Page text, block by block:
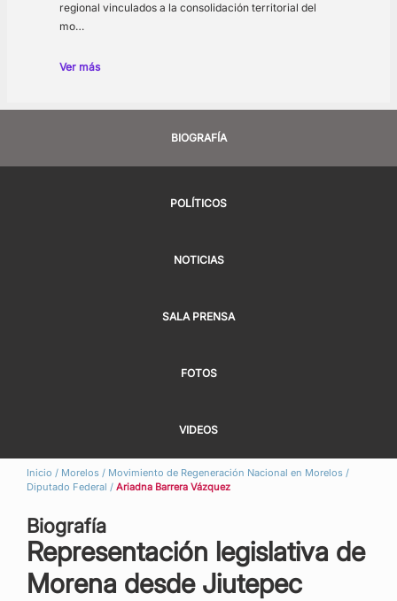
regional vinculados a la consolidación territorial del
mo…
Ver más
BIOGRAFÍA
POLÍTICOS
NOTICIAS
SALA PRENSA
FOTOS
VIDEOS
Inicio / Morelos / Movimiento de Regeneración Nacional en Morelos /
Diputado Federal / Ariadna Barrera Vázquez
Biografía
Representación legislativa de
Morena desde Jiutepec